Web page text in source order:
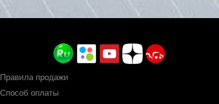
Правила продажи
Способ оплаты